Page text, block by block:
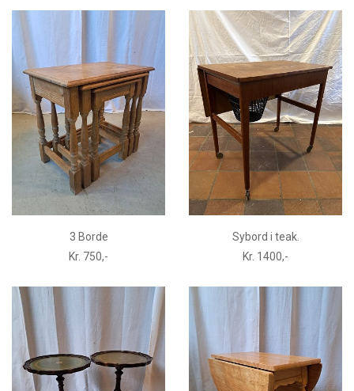
3 Borde
Kr. 750,-
Sybord i teak.
Kr. 1400,-